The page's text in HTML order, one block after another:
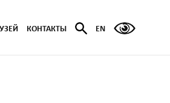
КОНТАКТЫ EN